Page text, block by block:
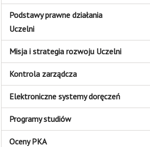
Podstawy prawne działania
Uczelni
Misja i strategia rozwoju Uczelni
Kontrola zarządcza
Elektroniczne systemy doręczeń
Programy studiów
Oceny PKA